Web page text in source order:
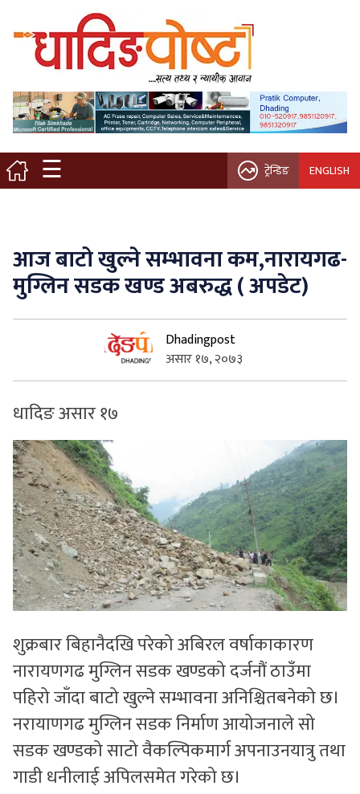
☰
मुख्य पृष्ठ
स्थानीय समाचार
विचार / ब्लग
नगर/गाउँ पालिका
कृषि/सहकारी
साहित्य / संस्कृति
सुचनाहरु
स्वास्थ्य
भिडियो
ट्रेन्डिङ ENGLISH
आज बाटो खुल्ने सम्भावना कम,नारायगढ-
मुग्लिन सडक खण्ड अबरुद्ध ( अपडेट)
Dhadingpost
असार १७, २०७३
धादिङ असार १७
शुक्रबार बिहानैदखि परेको अबिरल वर्षाकाकारण
नारायणगढ मुग्लिन सडक खण्डको दर्जनौं ठाउँमा
पहिरो जाँदा बाटो खुल्ने सम्भावना अनिश्चितबनेको छ।
नरायाणगढ मुग्लिन सडक निर्माण आयोजनाले सो
सडक खण्डको साटो वैकल्पिकमार्ग अपनाउनयात्रु तथा
गाडी धनीलाई अपिलसमेत गरेको छ।